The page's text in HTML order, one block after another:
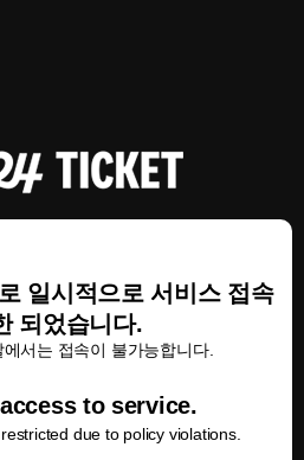
일시적으로 서비스 접속
되었습니다.
서는 접속이 불가능합니다.
to service.
due to policy violations.